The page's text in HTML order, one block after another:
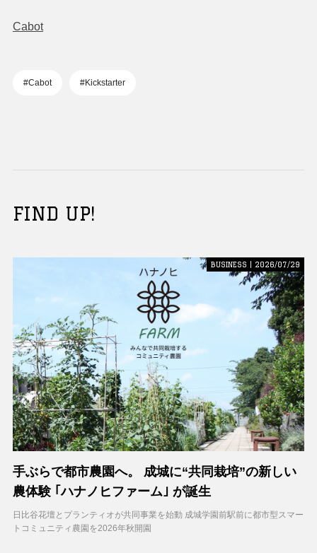
Cabot
#Cabot #Kickstarter
FIND UP!
BUSINESS | 2026/07/29
手ぶらで都市農園へ。 成城に“共同栽培”の新しい
農体験 ｢ハナノヒファーム｣ が誕生
日比谷花壇とプランティオが共同事業を始動 成城学園前駅前に都市型スマー
トコミュニティ農園を2026年秋開園